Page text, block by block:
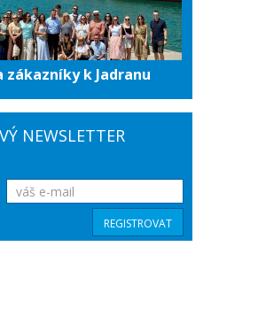
zákazníky k Jadranu
NEWSLETTER